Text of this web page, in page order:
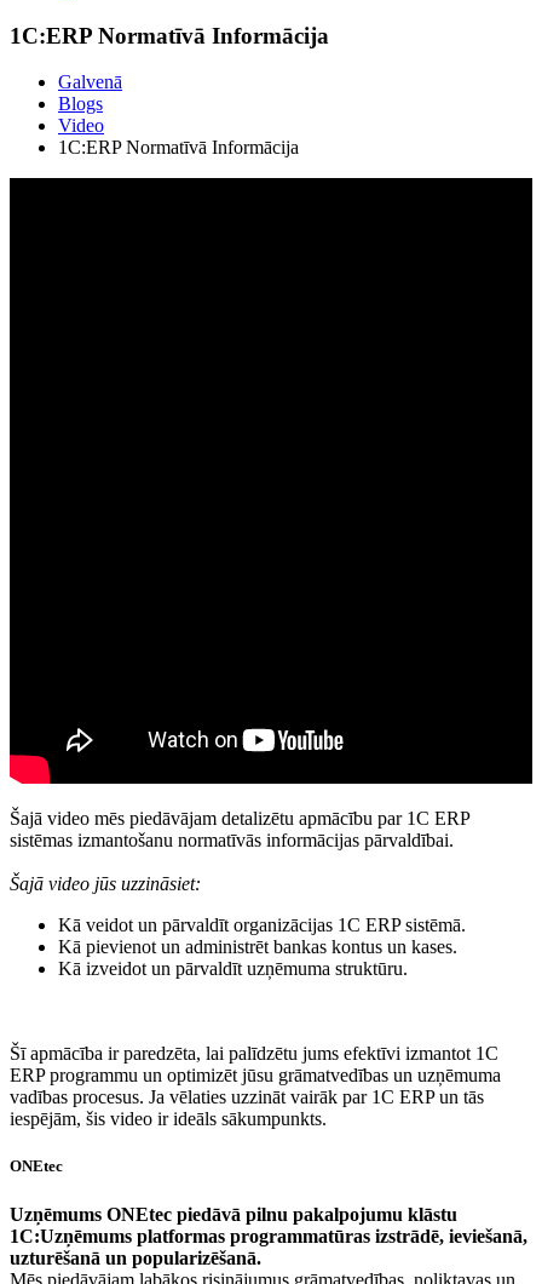
1C:ERP Normatīvā Informācija
Galvenā
Blogs
Video
1C:ERP Normatīvā Informācija
Šajā video mēs piedāvājam detalizētu apmācību par 1C ERP
sistēmas izmantošanu normatīvās informācijas pārvaldībai.
Šajā video jūs uzzināsiet:
Kā veidot un pārvaldīt organizācijas 1C ERP sistēmā.
Kā pievienot un administrēt bankas kontus un kases.
Kā izveidot un pārvaldīt uzņēmuma struktūru.
Šī apmācība ir paredzēta, lai palīdzētu jums efektīvi izmantot 1C
ERP programmu un optimizēt jūsu grāmatvedības un uzņēmuma
vadības procesus. Ja vēlaties uzzināt vairāk par 1C ERP un tās
iespējām, šis video ir ideāls sākumpunkts.
ONEtec
Uzņēmums ONEtec piedāvā pilnu pakalpojumu klāstu
1C:Uzņēmums platformas programmatūras izstrādē, ieviešanā,
uzturēšanā un popularizēšanā.
Mēs piedāvājam labākos risinājumus grāmatvedības, noliktavas un